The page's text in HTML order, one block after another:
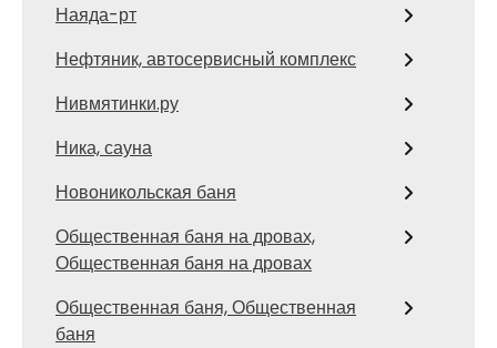
Наяда-рт
Нефтяник, автосервисный комплекс
Нивмятинки.ру
Ника, сауна
Новоникольская баня
Общественная баня на дровах,
Общественная баня на дровах
Общественная баня, Общественная
баня